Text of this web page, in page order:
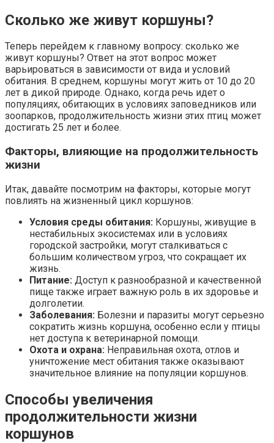
Сколько же живут коршуны?
Теперь перейдем к главному вопросу: сколько же
живут коршуны? Ответ на этот вопрос может
варьироваться в зависимости от вида и условий
обитания. В среднем, коршуны могут жить от 10 до 20
лет в дикой природе. Однако, когда речь идет о
популяциях, обитающих в условиях заповедников или
зоопарков, продолжительность жизни этих птиц может
достигать 25 лет и более.
Факторы, влияющие на продолжительность
жизни
Итак, давайте посмотрим на факторы, которые могут
повлиять на жизненный цикл коршунов:
Условия среды обитания: Коршуны, живущие в
нестабильных экосистемах или в условиях
городской застройки, могут сталкиваться с
большим количеством угроз, что сокращает их
жизнь.
Питание: Доступ к разнообразной и качественной
пище также играет важную роль в их здоровье и
долголетии.
Заболевания: Болезни и паразиты могут серьезно
сократить жизнь коршуна, особенно если у птицы
нет доступа к ветеринарной помощи.
Охота и охрана: Неправильная охота, отлов и
уничтожение мест обитания также оказывают
значительное влияние на популяции коршунов.
Способы увеличения
продолжительности жизни
коршунов